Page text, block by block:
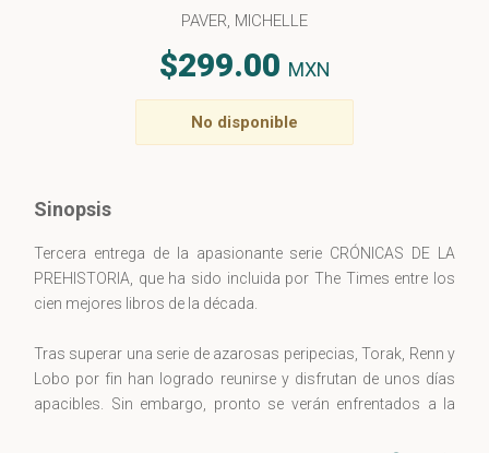
PAVER, MICHELLE
$299.00 MXN
No disponible
Sinopsis
Tercera entrega de la apasionante serie CRÓNICAS DE LA
PREHISTORIA, que ha sido incluida por The Times entre los
cien mejores libros de la década.
Tras superar una serie de azarosas peripecias, Torak, Renn y
Lobo por fin han logrado reunirse y disfrutan de unos días
apacibles. Sin embargo, pronto se verán enfrentados a la